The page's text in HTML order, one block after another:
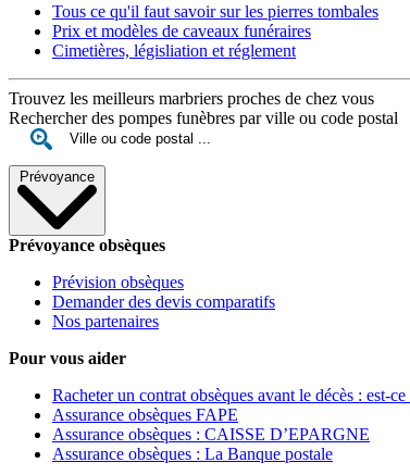
Tous ce qu'il faut savoir sur les pierres tombales
Prix et modèles de caveaux funéraires
Cimetières, législiation et réglement
Trouvez les meilleurs marbriers proches de chez vous
Rechercher des pompes funèbres par ville ou code postal
Prévoyance
Prévoyance obsèques
Prévision obsèques
Demander des devis comparatifs
Nos partenaires
Pour vous aider
Racheter un contrat obsèques avant le décès : est-
Assurance obsèques FAPE
Assurance obsèques : CAISSE D’EPARGNE
Assurance obsèques : La Banque postale